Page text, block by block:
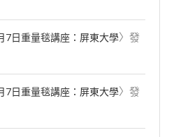
7日重量毯講座：屏東大學〉發
7日重量毯講座：屏東大學〉發